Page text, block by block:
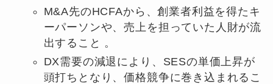
M&A先のHCFAから、創業者利益を得たキ
ーパーソンや、売上を担っていた人財が流
出すること 。
DX需要の減退により、SESの単価上昇が
頭打ちとなり、価格競争に巻き込まれるこ